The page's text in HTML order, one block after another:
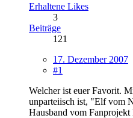
Erhaltene Likes
3
Beiträge
121
17. Dezember 2007
#1
Welcher ist euer Favorit.
unparteiisch ist, "Elf vom
Hausband vom Fanprojekt